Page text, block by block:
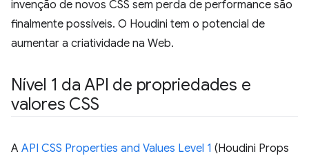
invenção de novos CSS sem perda de performance são
finalmente possíveis. O Houdini tem o potencial de
aumentar a criatividade na Web.
Nível 1 da API de propriedades e
valores CSS
A API CSS Properties and Values Level 1 (Houdini Props